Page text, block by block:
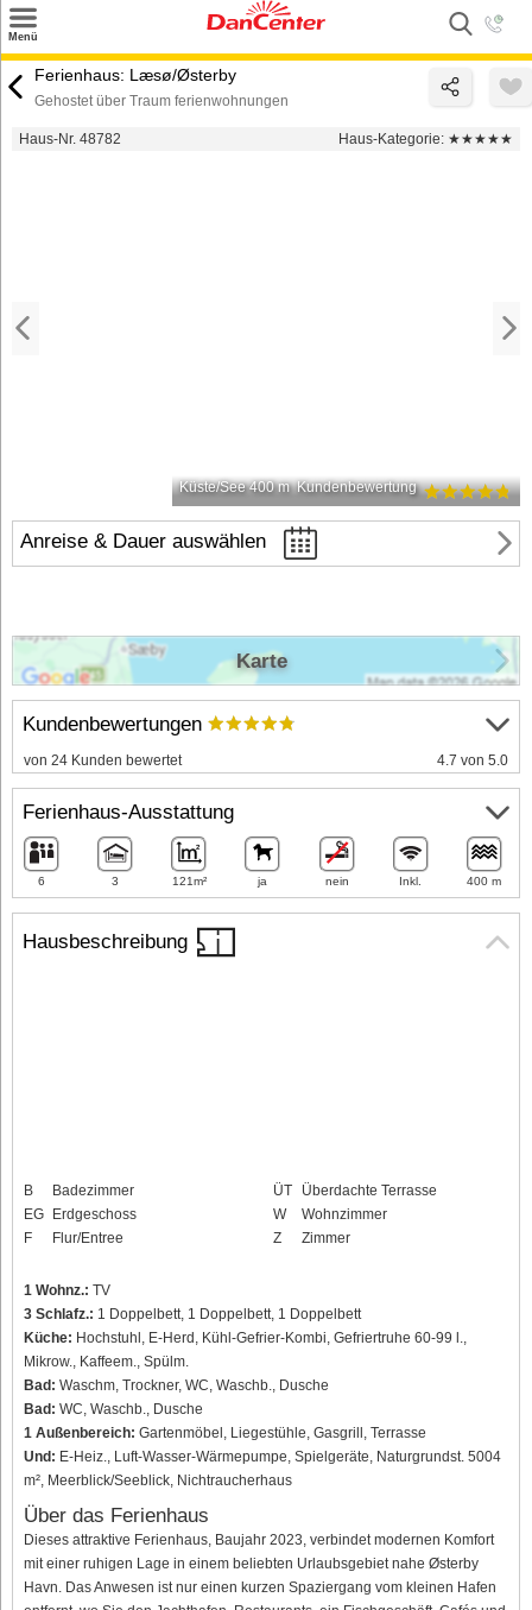
Menü
Suchen
Ferienhaus: Læsø/Østerby
Gehostet über Traum ferienwohnungen
Haus-Nr. 48782 Haus-Kategorie: ★★★★★
Küste/See 400 m Kundenbewertung
Anreise & Dauer auswählen
Hausbeschreibung
B
Badezimmer
EG
Erdgeschoss
F
Flur/Entree
ÜT
Überdachte Terrasse
W
Wohnzimmer
Z
Zimmer
1 Wohnz.: TV
3 Schlafz.: 1 Doppelbett, 1 Doppelbett, 1 Doppelbett
Küche: Hochstuhl, E-Herd, Kühl-Gefrier-Kombi, Gefriertruhe 60-99 l.,
Mikrow., Kaffeem., Spülm.
Bad: Waschm, Trockner, WC, Waschb., Dusche
Bad: WC, Waschb., Dusche
1 Außenbereich: Gartenmöbel, Liegestühle, Gasgrill, Terrasse
Und: E-Heiz., Luft-Wasser-Wärmepumpe, Spielgeräte, Naturgrundst. 5004
m², Meerblick/Seeblick, Nichtraucherhaus
Über das Ferienhaus
Dieses attraktive Ferienhaus, Baujahr 2023, verbindet modernen Komfort
mit einer ruhigen Lage in einem beliebten Urlaubsgebiet nahe Østerby
Havn. Das Anwesen ist nur einen kurzen Spaziergang vom kleinen Hafen
Kundenbewertungen
von 24 Kunden bewertet 4.7 von 5.0
Ferienhaus-Ausstattung
6 3 121m² ja nein Inkl. 400 m
Karte